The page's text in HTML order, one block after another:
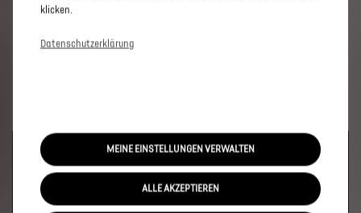
Welches Fahrzeug möchten Sie?
klicken.
Datenschutzerklärung
MEINE EINSTELLUNGEN VERWALTEN
ALLE AKZEPTIEREN